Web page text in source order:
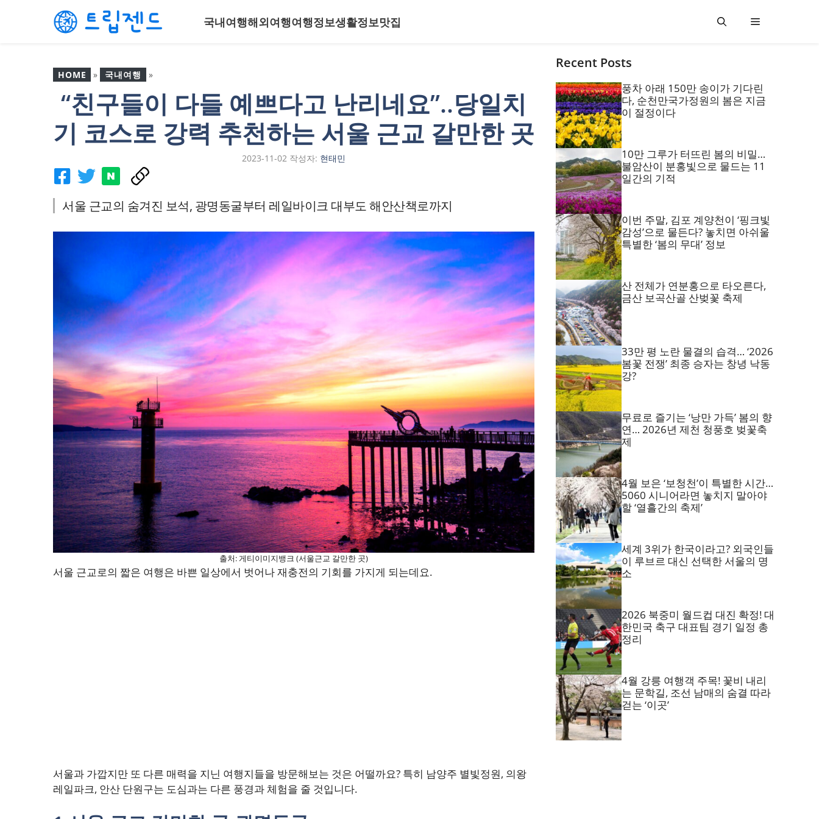
국내여행해외여행여행정보생활정보맛집
HOME » 국내여행 »
“친구들이 다들 예쁘다고
난리네요”..당일치기 코스
로 강력 추천하는 서울 근
교 갈만한 곳
“친구들이 다들 예쁘다고 난리네요”..당일치
기 코스로 강력 추천하는 서울 근교 갈만한 곳
2023-11-02 작성자: 현태민
서울 근교의 숨겨진 보석, 광명동굴부터 레일바이크 대부도 해안산책로까지
출처: 게티이미지뱅크 (서울근교 갈만한 곳)
서울 근교로의 짧은 여행은 바쁜 일상에서 벗어나 재충전의 기회를 가지게 되는데요.
서울과 가깝지만 또 다른 매력을 지닌 여행지들을 방문해보는 것은 어떨까요? 특히 남양주 별빛정원, 의왕
레일파크, 안산 단원구는 도심과는 다른 풍경과 체험을 줄 것입니다.
Recent Posts
풍차 아래 150만 송이가 기다린
다, 순천만국가정원의 봄은 지금
이 절정이다
10만 그루가 터뜨린 봄의 비밀…
불암산이 분홍빛으로 물드는 11
일간의 기적
이번 주말, 김포 계양천이 ‘핑크빛
감성’으로 물든다? 놓치면 아쉬울
특별한 ‘봄의 무대’ 정보
산 전체가 연분홍으로 타오른다,
금산 보곡산골 산벚꽃 축제
33만 평 노란 물결의 습격… ‘2026
봄꽃 전쟁’ 최종 승자는 창녕 낙동
강?
무료로 즐기는 ‘낭만 가득’ 봄의 향
연… 2026년 제천 청풍호 벚꽃축
제
4월 보은 ‘보청천’이 특별한 시간…
5060 시니어라면 놓치지 말아야
할 ‘열흘간의 축제’
세계 3위가 한국이라고? 외국인들
이 루브르 대신 선택한 서울의 명
소
2026 북중미 월드컵 대진 확정! 대
한민국 축구 대표팀 경기 일정 총
정리
4월 강릉 여행객 주목! 꽃비 내리
는 문학길, 조선 남매의 숨결 따라
걷는 ‘이곳’